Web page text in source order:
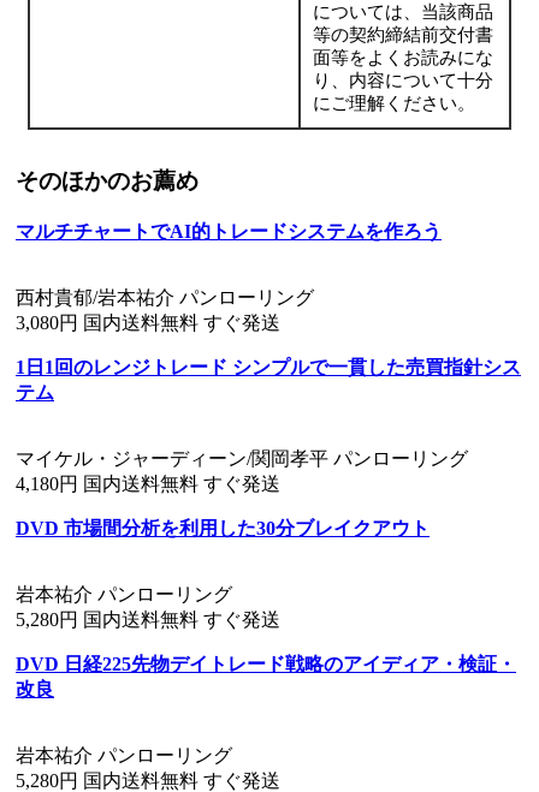
については、当該商品
等の契約締結前交付書
面等をよくお読みにな
り、内容について十分
にご理解ください。
そのほかのお薦め
マルチチャートでAI的トレードシステムを作ろう
西村貴郁/岩本祐介 パンローリング
3,080円 国内送料無料 すぐ発送
1日1回のレンジトレード シンプルで一貫した売買指針シス
テム
マイケル・ジャーディーン/関岡孝平 パンローリング
4,180円 国内送料無料 すぐ発送
DVD 市場間分析を利用した30分ブレイクアウト
岩本祐介 パンローリング
5,280円 国内送料無料 すぐ発送
DVD 日経225先物デイトレード戦略のアイディア・検証・
改良
岩本祐介 パンローリング
5,280円 国内送料無料 すぐ発送